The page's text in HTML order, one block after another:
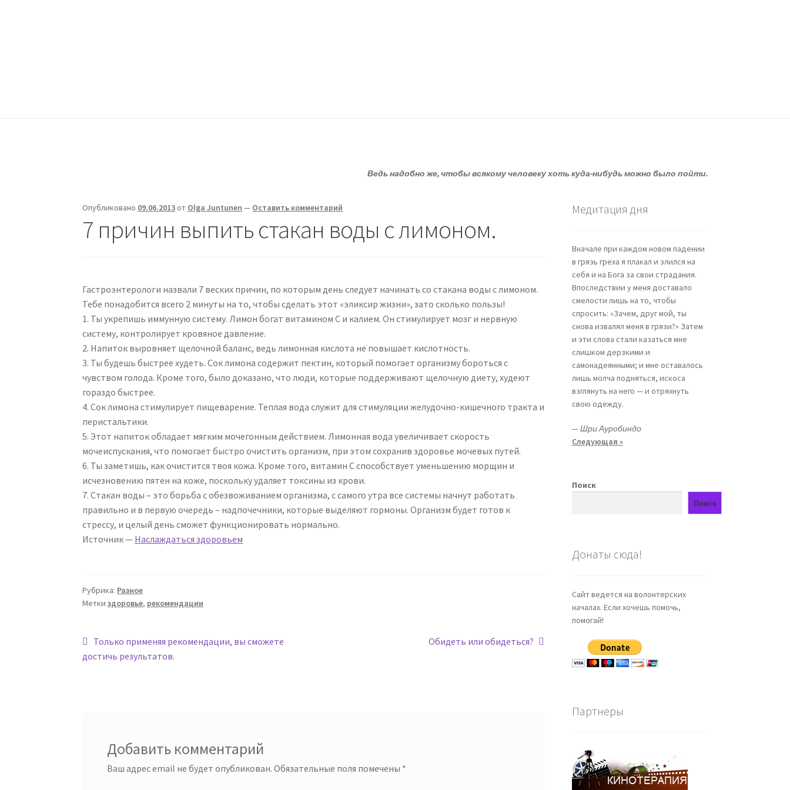
Ведь надобно же, чтобы всякому человеку хоть куда-нибудь можно было пойти.
Опубликовано 09.06.2013от Olga Juntunen — Оставить комментарий
7 причин выпить стакан воды с лимоном.
Гастроэнтерологи назвали 7 веских причин, по которым день следует начинать со стакана воды с лимоном.
Тебе понадобится всего 2 минуты на то, чтобы сделать этот «эликсир жизни», зато сколько пользы!
1. Ты укрепишь иммунную систему. Лимон богат витамином С и калием. Он стимулирует мозг и нервную
систему, контролирует кровяное давление.
2. Напиток выровняет щелочной баланс, ведь лимонная кислота не повышает кислотность.
3. Ты будешь быстрее худеть. Сок лимона содержит пектин, который помогает организму бороться с
чувством голода. Кроме того, было доказано, что люди, которые поддерживают щелочную диету, худеют
гораздо быстрее.
4. Сок лимона стимулирует пищеварение. Теплая вода служит для стимуляции желудочно-кишечного тракта и
перистальтики.
5. Этот напиток обладает мягким мочегонным действием. Лимонная вода увеличивает скорость
мочеиспускания, что помогает быстро очистить организм, при этом сохранив здоровье мочевых путей.
6. Ты заметишь, как очистится твоя кожа. Кроме того, витамин С способствует уменьшению морщин и
исчезновению пятен на коже, поскольку удаляет токсины из крови.
7. Стакан воды – это борьба с обезвоживанием организма, с самого утра все системы начнут работать
правильно и в первую очередь – надпочечники, которые выделяют гормоны. Организм будет готов к
стрессу, и целый день сможет функционировать нормально.
Источник — Наслаждаться здоровьем
Рубрика: Разное
Меткиздоровье, рекомендации
Навигация
по
Предыдущая
запись:
Только применяя рекомендации, вы сможете
достичь результатов.
Следующая
Обидеть или обидеться?
Добавить комментарий
Ваш адрес email не будет опубликован. Обязательные поля помечены *
Медитация дня
Вначале при каждом новом падении
в грязь греха я плакал и злился на
себя и на Бога за свои страдания.
Впоследствии у меня доставало
смелости лишь на то, чтобы
спросить: «Зачем, друг мой, ты
снова извалял меня в грязи?» Затем
и эти слова стали казаться мне
слишком дерзкими и
самонадеянными; и мне оставалось
лишь молча подняться, искоса
взглянуть на него — и отряхнуть
свою одежду.
—Шри Ауробиндо
Следующая »
Поиск
Поиск
Донаты сюда!
Сайт ведется на волонтерских
началах. Если хочешь помочь,
помогай!
Партнеры